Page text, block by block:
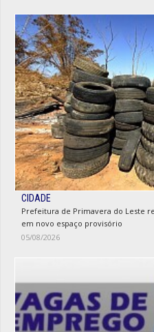
CIDADE
Prefeitura de Primavera do Leste
em novo espaço provisório
05/08/2026